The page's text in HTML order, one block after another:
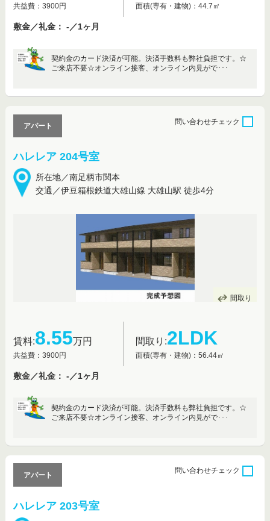
共益費：3900円 面積(専有・建物)：44.7㎡
敷金／礼金： -／1ヶ月
契約金のカード決済が可能。決済手数料も弊社負担です。☆
ご来店不要☆オンライン接客、オンライン内見がで･･･
ハレレア 204号室
所在地／南足柄市関本
交通／伊豆箱根鉄道大雄山線 大雄山駅 徒歩4分
アパート
問い合わせチェック
間取り
賃料:8.55万円
共益費：3900円
間取り:2LDK
面積(専有・建物)：56.44㎡
敷金／礼金： -／1ヶ月
契約金のカード決済が可能。決済手数料も弊社負担です。☆
ご来店不要☆オンライン接客、オンライン内見がで･･･
ハレレア 203号室
アパート
問い合わせチェック